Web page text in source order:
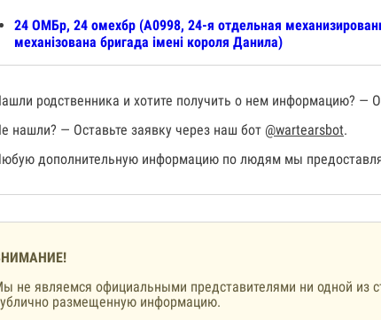
24 ОМБр, 24 омехбр (А0998, 24-я отдельная
механізована бригада імені короля Данила)
родственника и хотите получить о нем информацию? —
нашли? — Оставьте заявку через наш бот @wartearsbot.
дополнительную информацию по людям мы
не являемся официальными представителями ни одной из
размещенную информацию.